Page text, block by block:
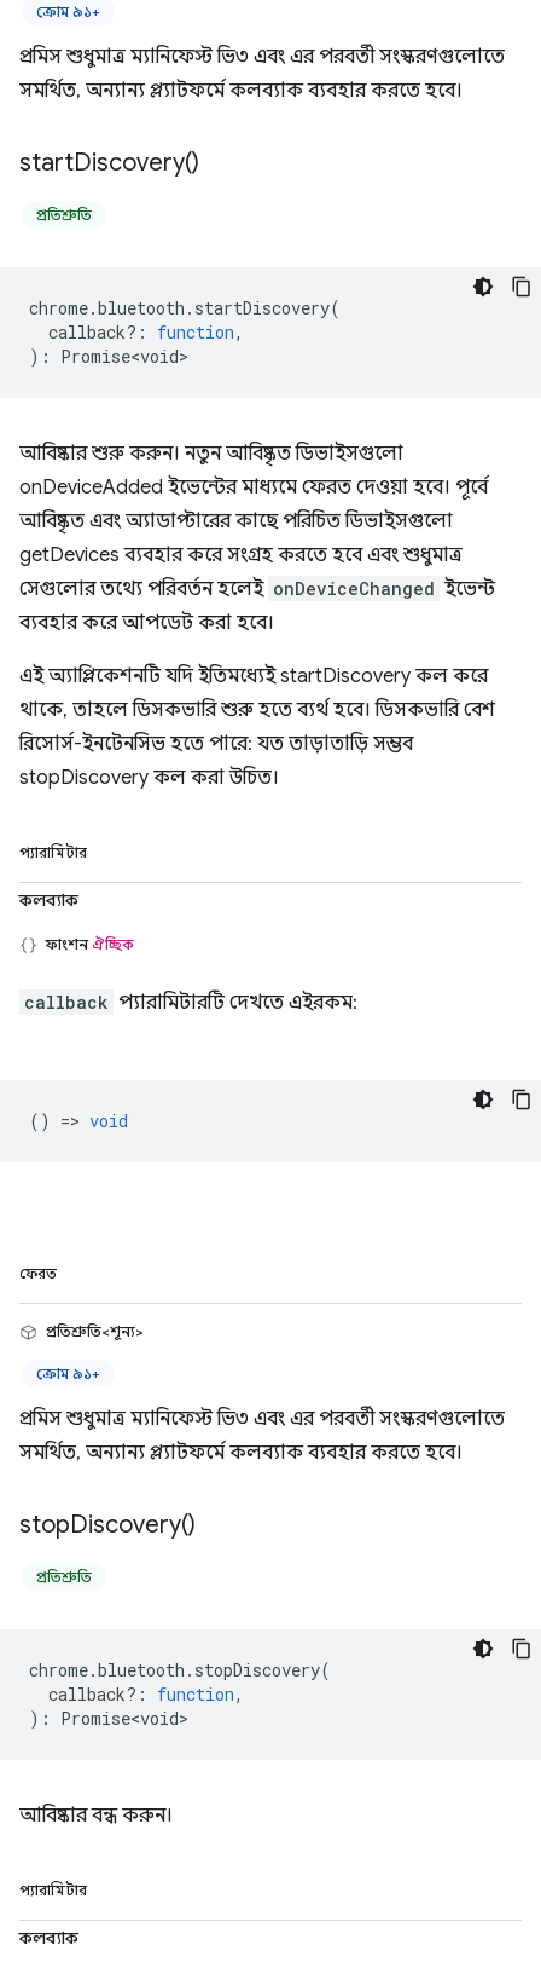
ক্রোম ৯১+
প্রমিস শুধুমাত্র ম্যানিফেস্ট ভি৩ এবং এর পরবর্তী সংস্করণগুলোতে
সমর্থিত, অন্যান্য প্ল্যাটফর্মে কলব্যাক ব্যবহার করতে হবে।
startDiscovery()
প্রতিশ্রুতি
chrome.bluetooth . startDiscovery(
callback? : function,
) : Promise<void>
আবিষ্কার শুরু করুন। নতুন আবিষ্কৃত ডিভাইসগুলো
onDeviceAdded ইভেন্টের মাধ্যমে ফেরত দেওয়া হবে। পূর্বে
আবিষ্কৃত এবং অ্যাডাপ্টারের কাছে পরিচিত ডিভাইসগুলো
getDevices ব্যবহার করে সংগ্রহ করতে হবে এবং শুধুমাত্র
সেগুলোর তথ্যে পরিবর্তন হলেই onDeviceChanged ইভেন্ট
ব্যবহার করে আপডেট করা হবে।
এই অ্যাপ্লিকেশনটি যদি ইতিমধ্যেই startDiscovery কল করে
থাকে, তাহলে ডিসকভারি শুরু হতে ব্যর্থ হবে। ডিসকভারি বেশ
রিসোর্স-ইনটেনসিভ হতে পারে: যত তাড়াতাড়ি সম্ভব
stopDiscovery কল করা উচিত।
প্যারামিটার
কলব্যাক
ফাংশনঐচ্ছিক
callback প্যারামিটারটি দেখতে এইরকম:
() => void
ফেরত
প্রতিশ্রুতি<শূন্য>
ক্রোম ৯১+
প্রমিস শুধুমাত্র ম্যানিফেস্ট ভি৩ এবং এর পরবর্তী সংস্করণগুলোতে
সমর্থিত, অন্যান্য প্ল্যাটফর্মে কলব্যাক ব্যবহার করতে হবে।
stopDiscovery()
প্রতিশ্রুতি
chrome.bluetooth . stopDiscovery(
callback? : function,
) : Promise<void>
আবিষ্কার বন্ধ করুন।
প্যারামিটার
কলব্যাক